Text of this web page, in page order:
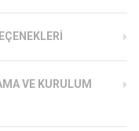
VE KURULUM